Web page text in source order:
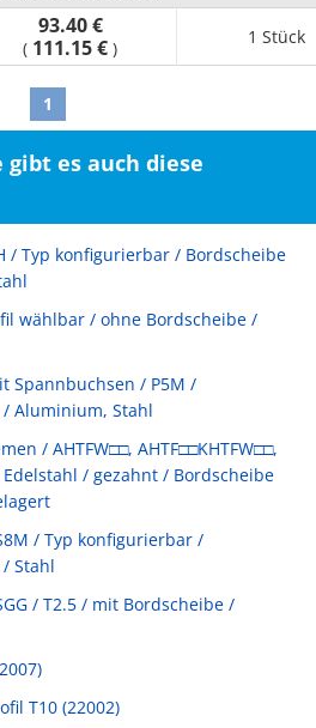
93.40 €
( 111.15 € )
1 Stück
1
es auch diese
/ Typ konfigurierbar / Bordscheibe
wählbar / ohne Bordscheibe /
Spannbuchsen / P5M /
Aluminium, Stahl
/ AHTFW□□, AHTF□□KHTFW□□,
Edelstahl / gezahnt / Bordscheibe
/ Typ konfigurierbar /
Stahl
/ T2.5 / mit Bordscheibe /
T10 (22002)